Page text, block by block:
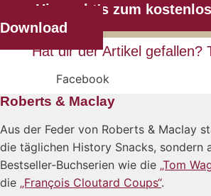
Hier geht's zum
Download
Hat dir der Artikel gefallen?
Facebook
Roberts & Maclay
Aus der Feder von Roberts & Maclay
die täglichen History Snacks, sondern
Bestseller-Buchserien wie die „Tom
die „François Cloutard Coups“.